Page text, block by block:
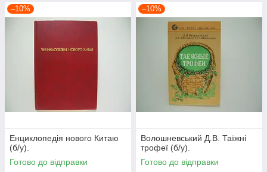
–10%
Енциклопедія нового Китаю
(б/у).
Готово до відправки
–10%
Волошневський Д.В. Таїжні
трофеї (б/у).
Готово до відправки